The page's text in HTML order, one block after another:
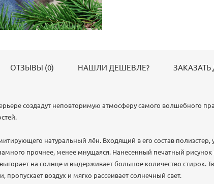
ОТЗЫВЫ (0) НАШЛИ ДЕШЕВЛЕ? ЗАКАЗАТЬ
создадут неповторимую атмосферу самого волшебного
натуральный лён. Входящий в его состав полиэстер,
прочнее, менее мнущаяся. Нанесенный печатный
на солнце и выдерживает большое количество стирок.
пропускает воздух и мягко рассеивает солнечный свет.